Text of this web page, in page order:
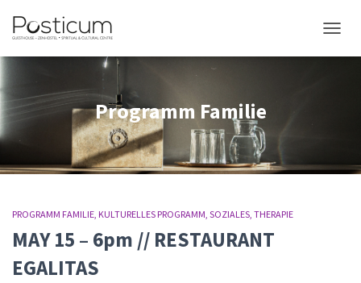
Programm Familie
PROGRAMM FAMILIE KULTURELLES PROGRAMM SOZIALES THERAPIE
MAY 15 – 6pm // RESTAURANT
EGALITAS